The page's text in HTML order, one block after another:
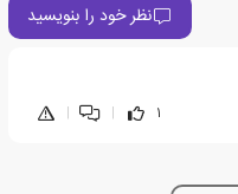
نظر خود را بنویسید
1
|
|